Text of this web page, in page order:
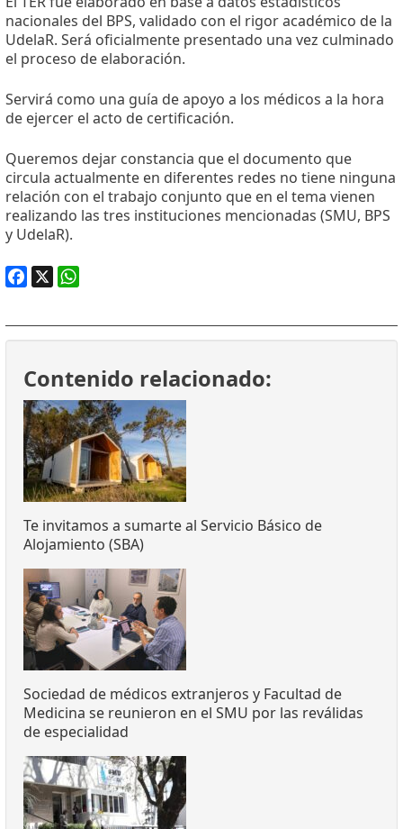
nacionales del BPS, validado con el rigor académico de la
UdelaR. Será oficialmente presentado una vez culminado
el proceso de elaboración.
Servirá como una guía de apoyo a los médicos a la hora
de ejercer el acto de certificación.
Queremos dejar constancia que el documento que
circula actualmente en diferentes redes no tiene ninguna
relación con el trabajo conjunto que en el tema vienen
realizando las tres instituciones mencionadas (SMU, BPS
y UdelaR).
Contenido relacionado:
Te invitamos a sumarte al Servicio Básico de
Alojamiento (SBA)
Sociedad de médicos extranjeros y Facultad de
Medicina se reunieron en el SMU por las reválidas
de especialidad